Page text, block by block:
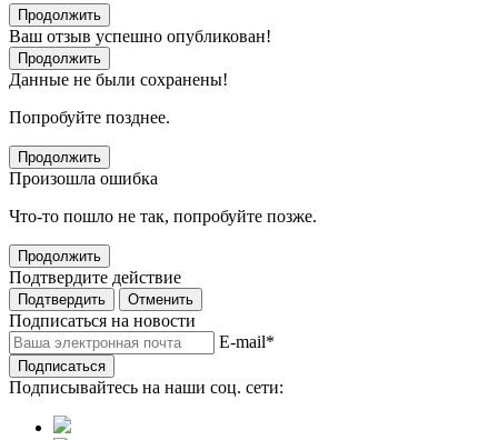
Продолжить
Ваш отзыв успешно опубликован!
Продолжить
Данные не были сохранены!
Попробуйте позднее.
Продолжить
Произошла ошибка
Что-то пошло не так, попробуйте позже.
Продолжить
Подтвердите действие
Подтвердить Отменить
Подписаться на новости
E-mail*
Подписаться
Подписывайтесь на наши соц. сети: